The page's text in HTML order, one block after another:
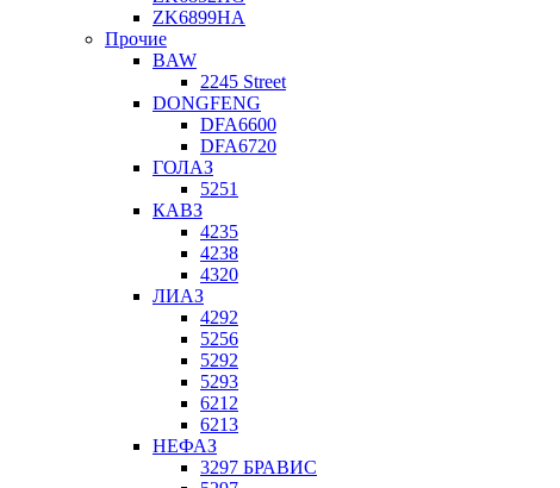
ZK6899HA
Прочие
BAW
2245 Street
DONGFENG
DFA6600
DFA6720
ГОЛАЗ
5251
КАВЗ
4235
4238
4320
ЛИАЗ
4292
5256
5292
5293
6212
6213
НЕФАЗ
3297 БРАВИС